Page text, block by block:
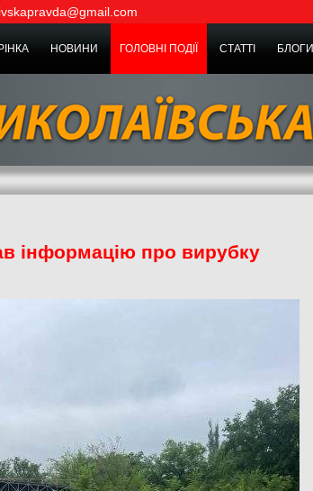
НОВИНИ ГОЛОВНІ ПОДІЇ СТАТТІ БЛОГИ
інформацію про вирубку